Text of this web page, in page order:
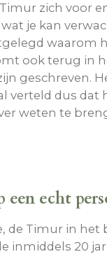
zich voor
wat je kan
waarom
ook terug in
geschreven.
verteld dus dat
weten te
een echt
de Timur in het
inmiddels 20